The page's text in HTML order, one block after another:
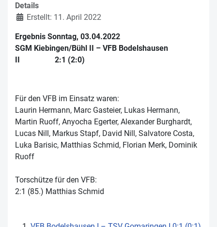
Details
Erstellt: 11. April 2022
Ergebnis Sonntag, 03.04.2022
SGM Kiebingen/Bühl II – VFB Bodelshausen
II 2:1 (2:0)
Für den VFB im Einsatz waren:
Laurin Hermann, Marc Gasteier, Lukas Hermann,
Martin Ruoff, Anyocha Egerter, Alexander Burghardt,
Lucas Nill, Markus Stapf, David Nill, Salvatore Costa,
Luka Barisic, Matthias Schmid, Florian Merk, Dominik
Ruoff
Torschütze für den VFB:
2:1 (85.) Matthias Schmid